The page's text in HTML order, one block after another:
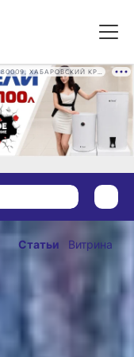
Статьи Витрина
21 декабря 2022 г., 15:00